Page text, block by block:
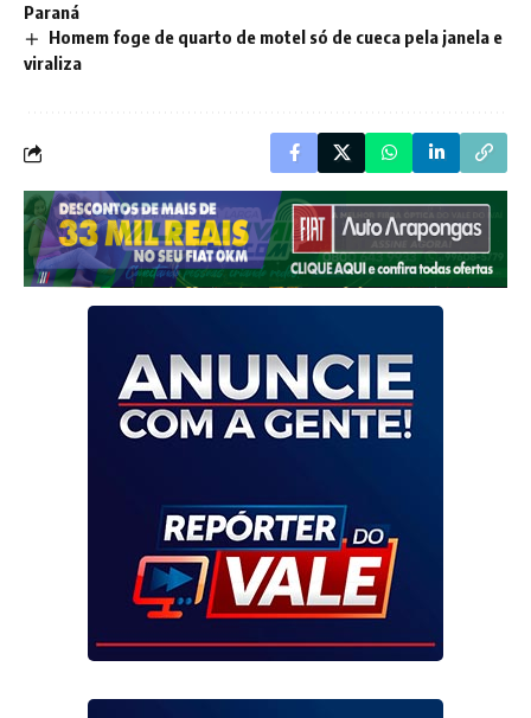
Paraná
Homem foge de quarto de motel só de cueca pela janela e
viraliza